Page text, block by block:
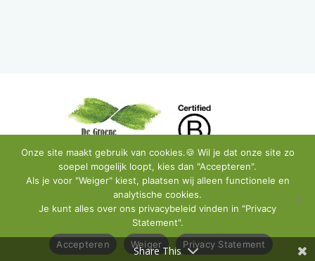
•Instagram •Facebook
© De Groene Artisanen | All Rights Reserved
Share This
Onze site maakt gebruik van cookies.🍪 Wil je dat onze site zo
soepel mogelijk loopt, kies dan "Accepteren".
Als je voor "Weiger" kiest, plaatsen wij alleen functionele en
analytische cookies.
Je kunt alles over ons privacybeleid vinden in "Privacy
Statement".
Accepteren
Weiger Privacy Statement